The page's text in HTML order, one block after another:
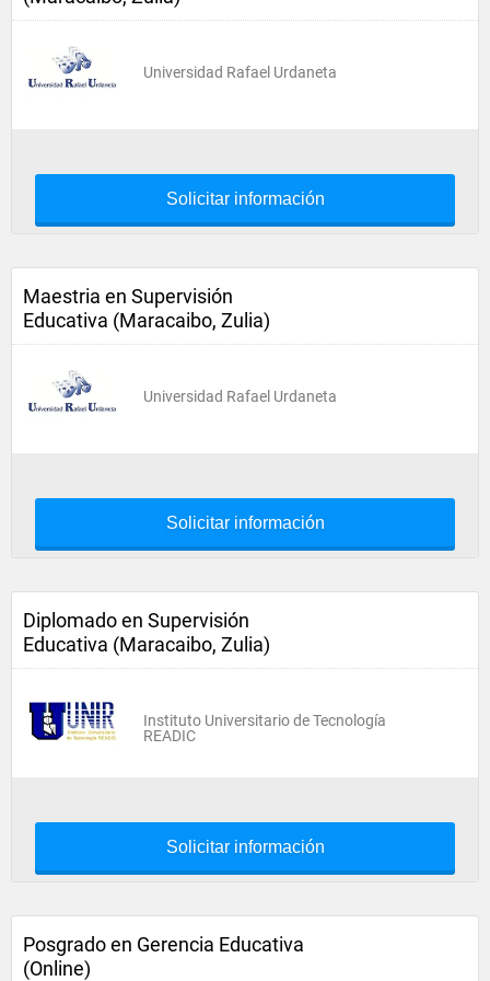
Universidad Rafael Urdaneta
Solicitar información
Maestria en Supervisión
Educativa (Maracaibo, Zulia)
Universidad Rafael Urdaneta
Solicitar información
Diplomado en Supervisión
Educativa (Maracaibo, Zulia)
Instituto Universitario de Tecnología
READIC
Solicitar información
Posgrado en Gerencia Educativa
(Online)